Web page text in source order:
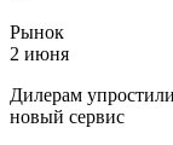
Рынок
2 июня
Дилерам
новый сервис